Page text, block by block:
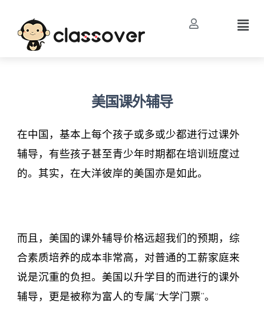
美国课外辅导
在中国，基本上每个孩子或多或少都进行过课外
辅导，有些孩子甚至青少年时期都在培训班度过
的。其实，在大洋彼岸的美国亦是如此。
而且，美国的课外辅导价格远超我们的预期，综
合素质培养的成本非常高，对普通的工薪家庭来
说是沉重的负担。美国以升学目的而进行的课外
辅导，更是被称为富人的专属“大学门票”。